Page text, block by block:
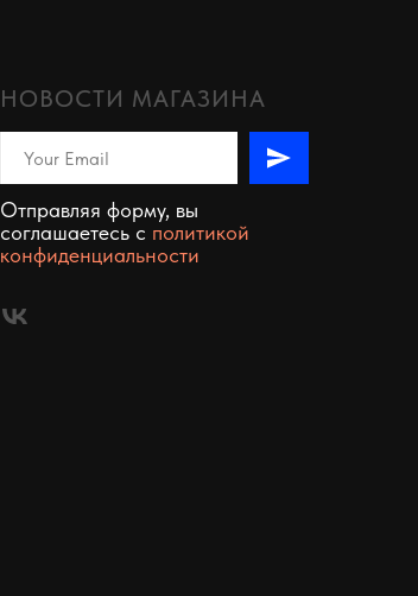
НОВОСТИ МАГАЗИНА
Отправляя форму, вы
соглашаетесь c политикой
конфиденциальности